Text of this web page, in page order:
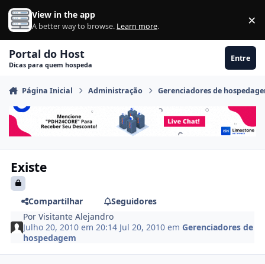
Ir para conteúdo
View in the app
A better way to browse. Learn more. ×
Portal do Host
Dicas para quem hospeda
Entre
Página Inicial Administração Gerenciadores de
Existe
Compartilhar
Seguidores
PorVisitante Alejandro
Julho 20, 2010 em 20:14 Jul 20, 2010 emGerenciadores de
hospedagem